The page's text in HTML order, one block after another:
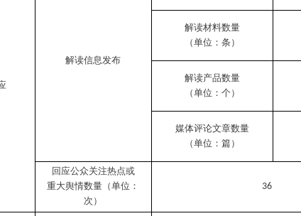
解读信息发布
解读材料数量
（单位：条）
解读产品数量
（单位：个）
媒体评论文章数量
（单位：篇）
回应公众关注热点或
重大舆情数量（单位：
次）
36